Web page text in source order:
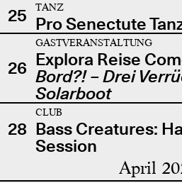
25
TANZ
Pro Senectute
26
GASTVERANSTALTUNG
Explora Reise
Bord?! – Drei
Solarboot
28
CLUB
Bass Creatures:
Session
April